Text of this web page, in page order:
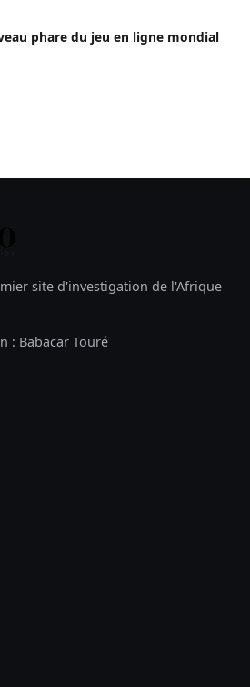
phare du jeu en ligne mondial
site d'investigation de l'Afrique
: Babacar Touré